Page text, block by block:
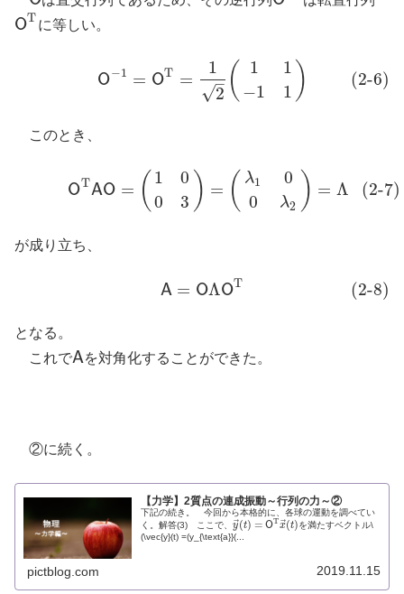
OT
OT に等しい。
O−1 = OT =
1
2
–
√ (
1
−1
1
1 ) (2-6)
(2-6) −1 = 2(1 1−
このとき、
OTAO = ( 1
0
0
3 ) = ( λ1
0
0
λ2 ) = Λ (2-7)
OTA =( 10 =(λ 10 2)= Λ
が成り立ち、
A = OΛOT (2-8)
(2-8)A=OΛOT
となる。
これでA
A を対角化することができた。
②に続く。
【力学】2質点の連成振動～行列の力～②
下記の続き。 今回から本格的に、各球の運動を調べてい
く。解答(3) ここで、y⃗
(t) = OTx⃗(t)
y→(t )=OTx→(t) を満たすベクトル\
(\vec{y}(t) =(y_{\text{a}}(...
pictblog.com 2019.11.15